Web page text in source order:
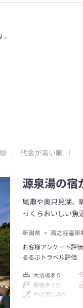
代金が高い順
源泉湯の宿
尾瀬や奥只見湖、
っくらおいしい魚
新潟県
湯之谷温泉
お客様アンケート評価
るるぶトラベル評価
大浴場あり
駅徒歩５分
かけ流しあり